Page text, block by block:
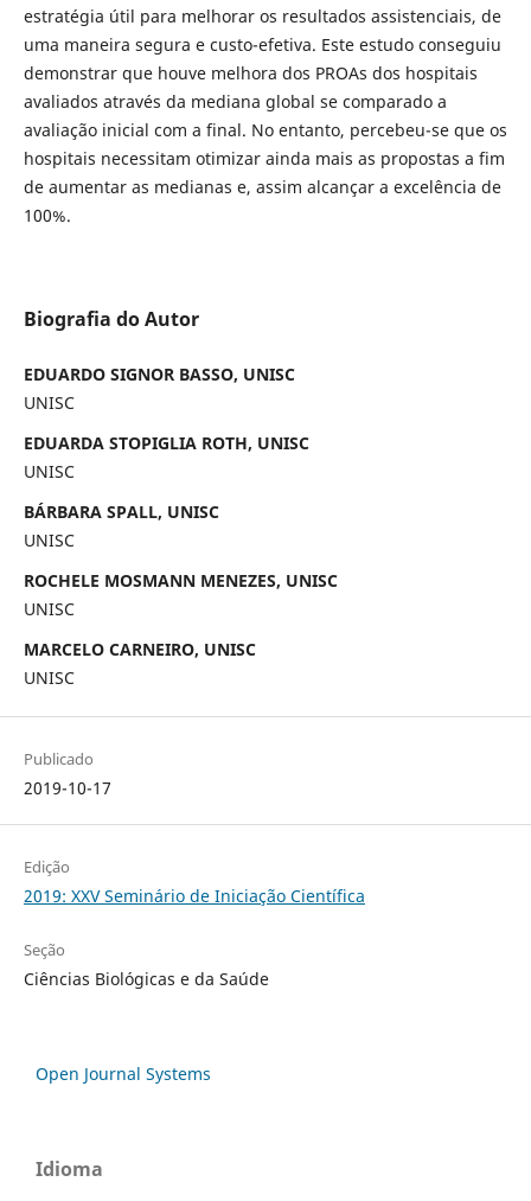
estratégia útil para melhorar os resultados assistenciais, de
uma maneira segura e custo-efetiva. Este estudo conseguiu
demonstrar que houve melhora dos PROAs dos hospitais
avaliados através da mediana global se comparado a
avaliação inicial com a final. No entanto, percebeu-se que os
hospitais necessitam otimizar ainda mais as propostas a fim
de aumentar as medianas e, assim alcançar a excelência de
100%.
Biografia do Autor
EDUARDO SIGNOR BASSO, UNISC
UNISC
EDUARDA STOPIGLIA ROTH, UNISC
UNISC
BÁRBARA SPALL, UNISC
UNISC
ROCHELE MOSMANN MENEZES, UNISC
UNISC
MARCELO CARNEIRO, UNISC
UNISC
Publicado
2019-10-17
Edição
2019: XXV Seminário de Iniciação Científica
Seção
Ciências Biológicas e da Saúde
Open Journal Systems
Idioma